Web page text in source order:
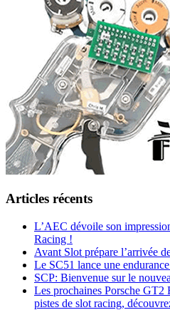
Articles récents
L’AEC dévoile son
Racing !
Avant Slot prépare l’arrivée
Le SC51 lance une
SCP: Bienvenue sur le
Les prochaines Porsche GT2
pistes de slot racing,